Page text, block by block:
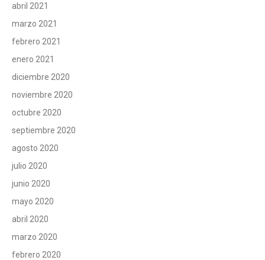
abril 2021
marzo 2021
febrero 2021
enero 2021
diciembre 2020
noviembre 2020
octubre 2020
septiembre 2020
agosto 2020
julio 2020
junio 2020
mayo 2020
abril 2020
marzo 2020
febrero 2020